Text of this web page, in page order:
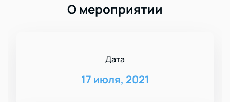
О мероприятии
Дата
17 июля, 2021